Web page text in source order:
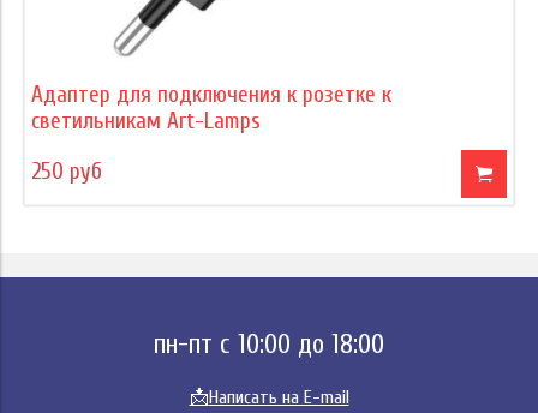
Адаптер для подключения к розетке к
светильникам Art-Lamps
250 руб
пн-пт с 10:00 до 18:00
📩Написать на E-mail